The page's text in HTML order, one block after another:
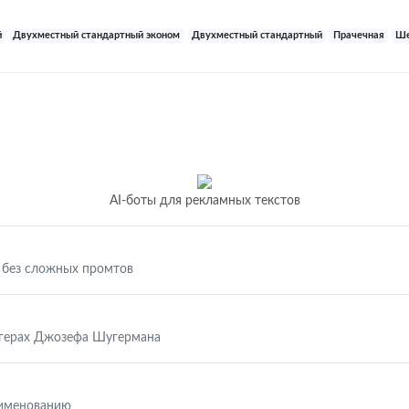
Двухместный стандартный эконом Двухместный стандартный Прачечная
AI-боты для рекламных текстов
сложных промтов
Джозефа Шугермана